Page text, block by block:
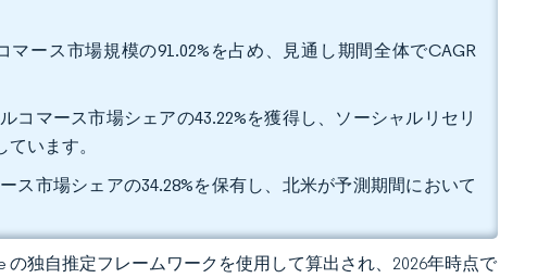
ース市場規模の91.02%を占め、見通し期間全体でCAGR
マース市場シェアの43.22%を獲得し、ソーシャルリセリ
ています。
ス市場シェアの34.28%を保有し、北米が予測期間において
独自推定フレームワークを使用して算出され、2026年時点で